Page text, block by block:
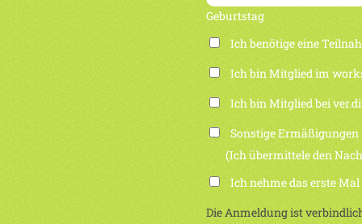
Geburtstag
Ich benötige eine
Ich bin Mitglied im
Ich bin Mitglied bei ver.di
Sonstige Ermäßigungen
(Ich übermittele den
Ich nehme das erste
Die Anmeldung ist